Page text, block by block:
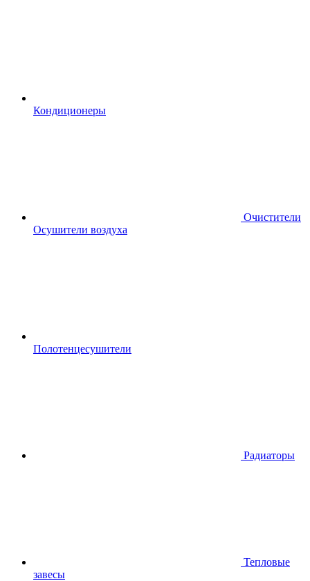
Кондиционеры
Очистители
Осушители воздуха
Полотенцесушители
Радиаторы
Тепловые
завесы